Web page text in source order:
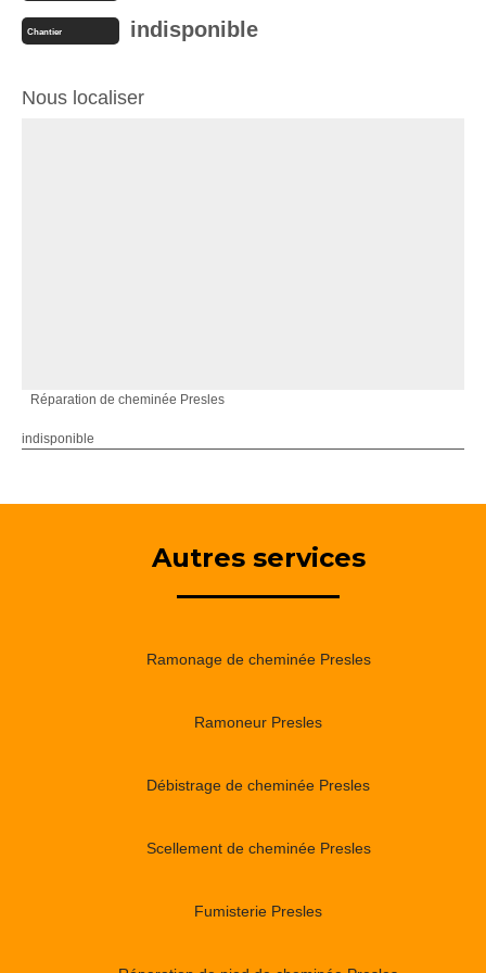
Chantier indisponible
Nous localiser
Réparation de cheminée Presles
indisponible
Autres services
Ramonage de cheminée Presles
Ramoneur Presles
Débistrage de cheminée Presles
Scellement de cheminée Presles
Fumisterie Presles